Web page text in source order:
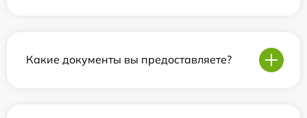
Какие документы вы предоставляете?